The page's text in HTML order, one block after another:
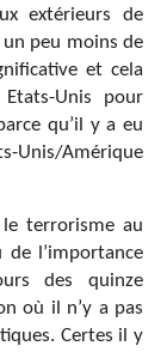
extérieurs de
un peu moins de
et cela
Unis pour
qu’il y a eu
Unis/Amérique
le terrorisme au
de l’importance
des quinze
où il n’y a pas
Certes il y